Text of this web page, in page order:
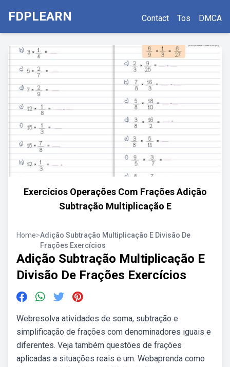
FDPLEARN Contact Tos DMCA
Exercícios Operações Com Frações Adição
Subtração Multiplicação E
Home>Adição Subtração Multiplicação E Divisão De
Frações Exercícios
Adição Subtração Multiplicação E
Divisão De Frações Exercícios
Webresolva atividades de soma, subtração e
simplificação de frações com denominadores iguais e
diferentes. Veja também questões de frações
aplicadas a situações reais e um. Webaprenda como